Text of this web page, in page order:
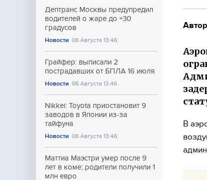
Дептранс Москвы предупредил
водителей о жаре до +30
градусов
Новости 06 Августа 13:46
Грайфер: выписали 2
пострадавших от БПЛА 16 июля
Новости 06 Августа 13:46
Nikkei: Toyota приостановит 9
заводов в Японии из-за
тайфуна
Новости 06 Августа 13:46
Маттиа Маэстри умер после 9
лет в коме; родители получили 1
млн евро
В